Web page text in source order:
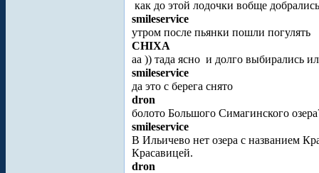
как до этой лодочки вобще добрались
smileservice
утром после пьянки пошли погулять
CHIXA
аа )) тада ясно и долго выбирались
smileservice
да это с берега снято
dron
болото Большого Симагинского
smileservice
В Ильичево нет озера с названием
Красавицей.
dron